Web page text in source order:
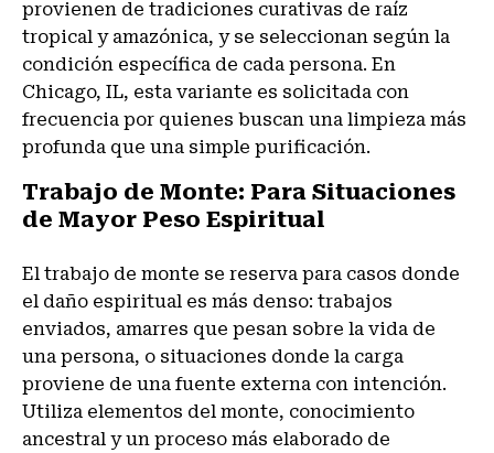
provienen de tradiciones curativas de raíz
tropical y amazónica, y se seleccionan según la
condición específica de cada persona. En
Chicago, IL, esta variante es solicitada con
frecuencia por quienes buscan una limpieza más
profunda que una simple purificación.
Trabajo de Monte: Para Situaciones
de Mayor Peso Espiritual
El trabajo de monte se reserva para casos donde
el daño espiritual es más denso: trabajos
enviados, amarres que pesan sobre la vida de
una persona, o situaciones donde la carga
proviene de una fuente externa con intención.
Utiliza elementos del monte, conocimiento
ancestral y un proceso más elaborado de